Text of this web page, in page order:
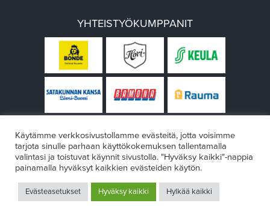
YHTEISTYÖKUMPPANIT
Design:VÄRIKÄS
Käytämme verkkosivustollamme evästeitä, jotta voisimme
tarjota sinulle parhaan käyttökokemuksen tallentamalla
valintasi ja toistuvat käynnit sivustolla. "Hyväksy kaikki"-nappia
painamalla hyväksyt kaikkien evästeiden käytön.
Evästeasetukset Hyväksy kaikki Hylkää kaikki